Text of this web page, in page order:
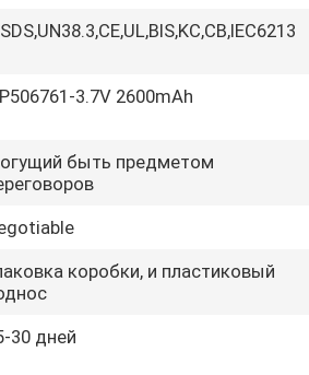
3.7V 2600mAh
быть предметом
коробки, и пластиковый
30 дней